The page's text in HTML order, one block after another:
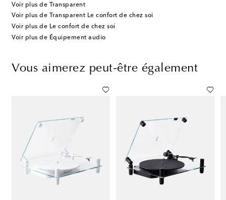
Voir plus de Transparent
Voir plus de Transparent Le confort de chez soi
Voir plus de Le confort de chez soi
Voir plus de Équipement audio
Vous aimerez peut-être également